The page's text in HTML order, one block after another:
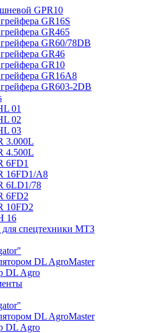
GPR10
GR16S
GR465
GR60/78DB
GR46
GR10
GR16A8
GR603-2DB
01
02
03
3.000L
4.500L
6FD1
16FD1/A8
6LD1/78
6FD2
10FD2
16
для спецтехники МТЗ
DL AgroMaster
DL Agro
DL AgroMaster
DL Agro